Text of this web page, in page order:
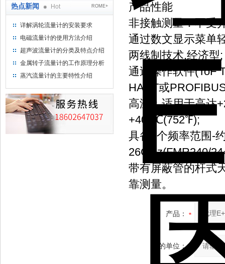
热点新闻 Hot ROME+
详解涡轮流量计的安装要求
电磁流量计的使用方法介绍
超声波流量计的分类及特点介绍
金属转子流量计的工作原理分析
蒸汽流量计的主要特性介绍
产品性能
非接触测量：不受
通过数文显示菜单
两线制技术,经济型;
通过操作软件(ToF
HART或
高温：适用于高达
+400℃(752℉);
具备2个频率范围-
26GHz(FMR240/
带有屏蔽管的杆式
靠测量。
产品：
您的单位：